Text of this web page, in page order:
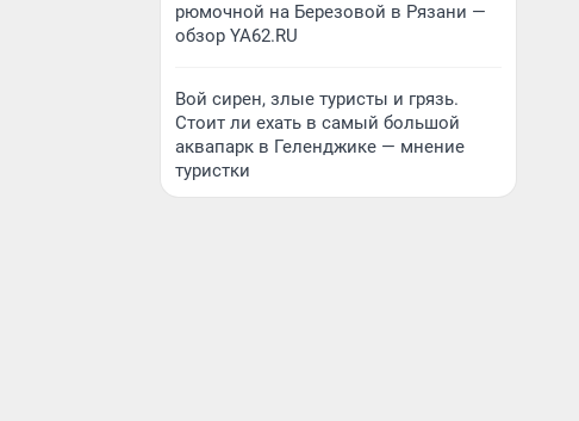
рюмочной на Березовой в Рязани —
обзор YA62.RU
Вой сирен, злые туристы и грязь.
Стоит ли ехать в самый большой
аквапарк в Геленджике — мнение
туристки